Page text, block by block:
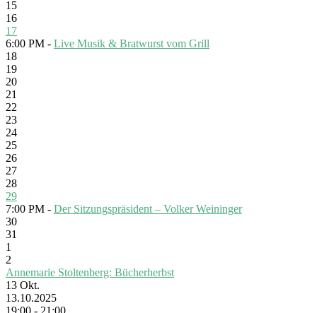
15
16
17
6:00 PM - Live Musik & Bratwurst vom Grill
18
19
20
21
22
23
24
25
26
27
28
29
7:00 PM - Der Sitzungspräsident – Volker Weininger
30
31
1
2
Annemarie Stoltenberg: Bücherherbst
13 Okt.
13.10.2025